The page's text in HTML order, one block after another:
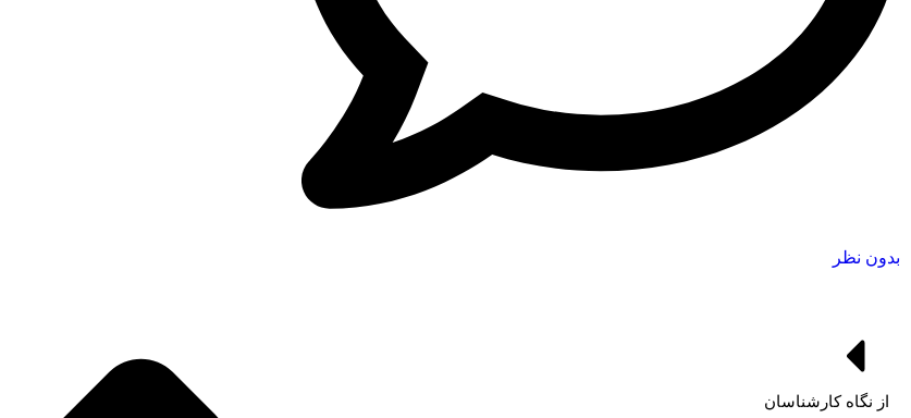
بدون نظر
از نگاه کارشناسان